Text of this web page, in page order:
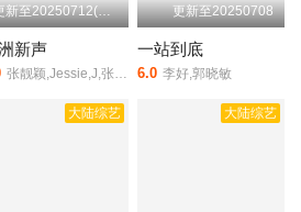
更新至20250712(第8期加更)
新声
张靓颖,Jessie,J,张信哲
更新至20250708
一站到底
6.0 李好,郭晓敏
大陆综艺 大陆综艺